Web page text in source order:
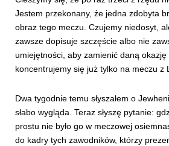
Jestem przekonany, że jedna zdobyta
obraz tego meczu. Czujemy niedosyt,
zawsze dopisuje szczęście albo nie
umiejętności, aby zamienić daną okazję
koncentrujemy się już tylko na meczu z
Dwa tygodnie temu słyszałem o
słabo wygląda. Teraz słyszę pytanie:
prostu nie było go w meczowej
do kadry tych zawodników, którzy